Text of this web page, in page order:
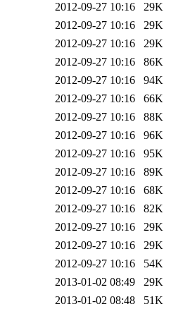
2012-09-27 10:16
29K
2012-09-27 10:16
29K
2012-09-27 10:16
29K
2012-09-27 10:16
86K
2012-09-27 10:16
94K
2012-09-27 10:16
66K
2012-09-27 10:16
88K
2012-09-27 10:16
96K
2012-09-27 10:16
95K
2012-09-27 10:16
89K
2012-09-27 10:16
68K
2012-09-27 10:16
82K
2012-09-27 10:16
29K
2012-09-27 10:16
29K
2012-09-27 10:16
54K
2013-01-02 08:49
29K
2013-01-02 08:48 51K